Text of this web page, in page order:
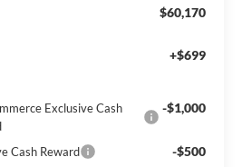
$60,170
+$699
Exclusive Cash
-$1,000
Cash Reward -$500